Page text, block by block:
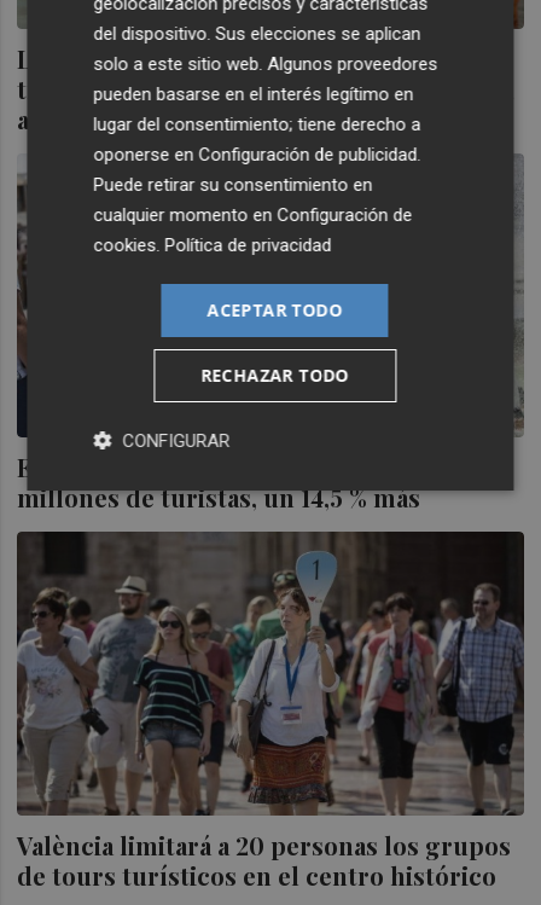
La Comunitat Valenciana recibe más de
tres millones de turistas extranjeros hasta
abril
España recibió entre enero y abril 24
millones de turistas, un 14,5 % más
València limitará a 20 personas los grupos
de tours turísticos en el centro histórico
del dispositivo. Sus elecciones se aplican
solo a este sitio web. Algunos proveedores
pueden basarse en el interés legítimo en
lugar del consentimiento; tiene derecho a
oponerse enConfiguración de publicidad.
Puede retirar su consentimiento en
cualquier momento enConfiguración de
cookies.Política de privacidad
ACEPTAR TODO
RECHAZAR TODO
CONFIGURAR